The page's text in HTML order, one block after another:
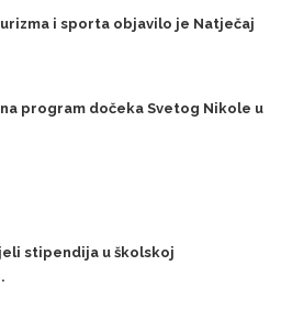
i sporta objavilo je Natječaj
na program dočeka Svetog Nikole u
stipendija u školskoj